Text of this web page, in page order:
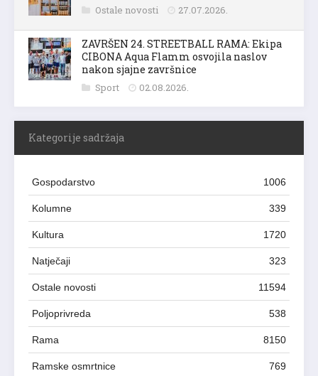
Ostale novosti 27.07.2026.
ZAVRŠEN 24. STREETBALL RAMA: Ekipa
CIBONA Aqua Flamm osvojila naslov
nakon sjajne završnice
Sport 02.08.2026.
Kategorije sadržaja
Gospodarstvo 1006
Kolumne 339
Kultura 1720
Natječaji 323
Ostale novosti 11594
Poljoprivreda 538
Rama 8150
Ramske osmrtnice 769